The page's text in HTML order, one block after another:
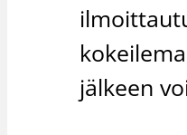
jälkeen